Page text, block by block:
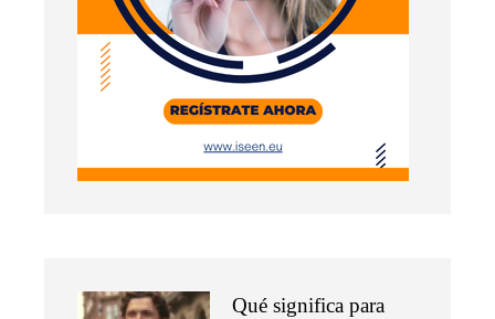
Qué significa para